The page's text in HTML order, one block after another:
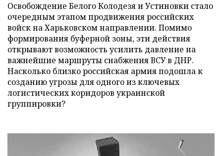
Освобождение Белого Колодезя и Устиновки стало
очередным этапом продвижения российских
войск на Харьковском направлении. Помимо
формирования буферной зоны, эти действия
открывают возможность усилить давление на
важнейшие маршруты снабжения ВСУ в ДНР.
Насколько близко российская армия подошла к
созданию угрозы для одного из ключевых
логистических коридоров украинской
группировки?